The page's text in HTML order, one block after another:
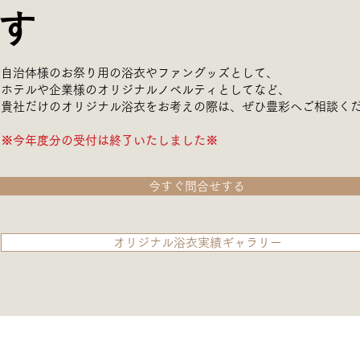
す
自治体様のお祭り用の浴衣やファングッズとして、
ホテルや企業様のオリジナルノベルティとしてなど、
貴社だけのオリジナル浴衣をお考えの際は、ぜひ豊彩へご相談く
​​※今年度分の受付は終了いたしました※
今すぐ問合せする
オリジナル浴衣実績ギャラリー